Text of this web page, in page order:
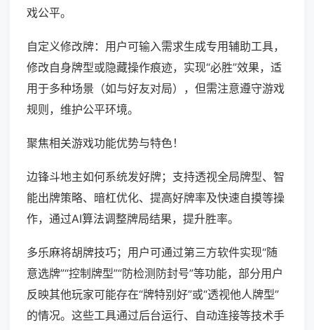
戏公平。
自定义修改牌：用户可输入需求生成专用辅助工具，
修改自身牌型或隐藏操作痕迹，实现“必胜”效果，适
用于多种场景（如与好友对局），但需注意遵守游戏
规则，维护公平环境。
聚焦相关游戏功能优势与特色！
边锋斗地主如何系统发好牌；支持透视全局牌型、智
能出牌策略、暗杠优化、提高好牌率及快速自摸等操
作，通过AI算法调整牌局结果，提升胜率。
多乐麻将胡牌技巧；用户可通过第三方软件实现“随
意选牌”“控制牌型”“防检测防封号”等功能，部分用户
反映其他玩家可能存在“牌特别好”或“透视他人牌型”
的情况。这些工具通过后台运行、自动连接等技术手